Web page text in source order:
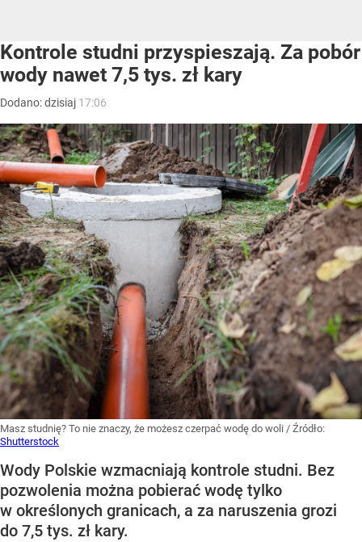
Kontrole studni przyspieszają. Za pobór
wody nawet 7,5 tys. zł kary
Dodano:dzisiaj 17:06
Masz studnię? To nie znaczy, że możesz czerpać wodę do woli / Źródło:
Shutterstock
Wody Polskie wzmacniają kontrole studni. Bez
pozwolenia można pobierać wodę tylko
w określonych granicach, a za naruszenia grozi
do 7,5 tys. zł kary.